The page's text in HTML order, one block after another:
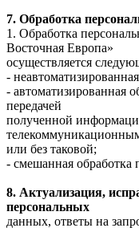
7. Обработка
1. Обработка
Восточная Европа»
осуществляется
-
- автоматизированная
передачей
полученной
или без таковой;
- смешанная обработка
8. Актуализация,
персональных
данных, ответы на